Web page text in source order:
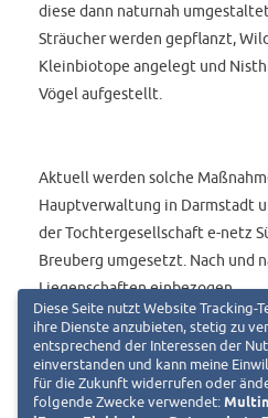
diese dann naturnah
Sträucher werden gepflanzt,
Kleinbiotope angelegt und
Vögel aufgestellt.
Aktuell werden solche
Hauptverwaltung in Darmstadt
der Tochtergesellschaft e-netz
Breuberg umgesetzt. Nach und
Liegenschaften einbezogen.
Der Wasserhochbehälter
errichtet. Zwei jeweils 15.000
Diese Seite nutzt Website Tracking-
ihre Dienste anzubieten, stetig zu
entsprechend der Interessen der
einverstanden und kann meine
für die Zukunft widerrufen oder
folgende Zwecke verwendet: